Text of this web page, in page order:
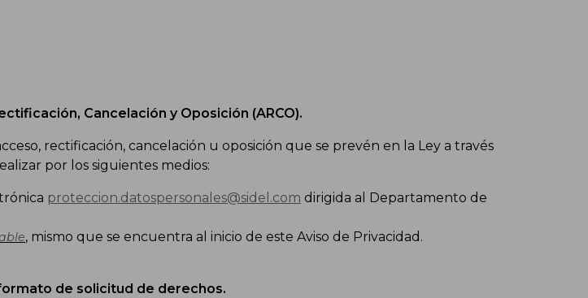
Cancelación y Oposición (ARCO).
rectificación, cancelación u oposición que se prevén en la Ley a través
por los siguientes medios:
proteccion.datospersonales@sidel.com dirigida al Departamento de
, mismo que se encuentra al inicio de este Aviso de Privacidad.
de solicitud de derechos.